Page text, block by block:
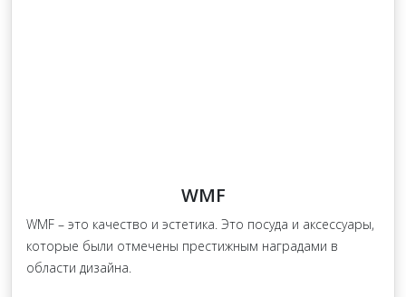
WMF
WMF – это качество и эстетика. Это посуда и аксессуары,
которые были отмечены престижным наградами в
области дизайна.